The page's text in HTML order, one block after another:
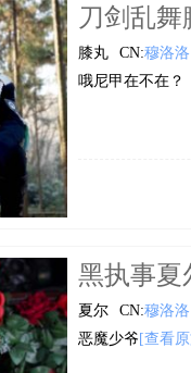
刀剑乱舞
膝丸 CN:穆洛洛
哦尼甲在不在？
黑执事夏
夏尔 CN:穆洛洛
恶魔少爷 [查看